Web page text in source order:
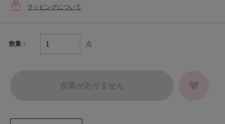
ラッピングについて
数量： 点
在庫がありません